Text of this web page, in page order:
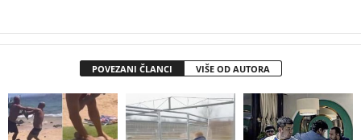
POVEZANI ČLANCI VIŠE OD AUTORA